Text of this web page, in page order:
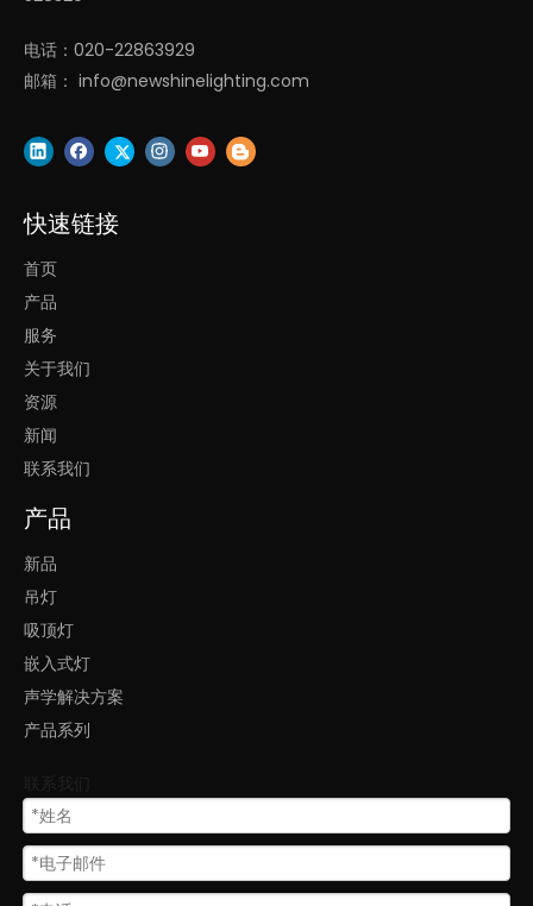
我们的核心竞争力：
1. 凌轩照明专注于LED建筑照明设计和制造多年，研发和销售团队
2. 丰富的欧洲、北美、东南亚、中东市场项目经验！
提供快速交货！
360度圆环灯吊装
电话：020-22863929
邮箱： info@newshinelighting.com
快速链接
首页
产品
服务
关于我们
资源
新闻
联系我们
产品
新品
吊灯
吸顶灯
嵌入式灯
声学解决方案
产品系列